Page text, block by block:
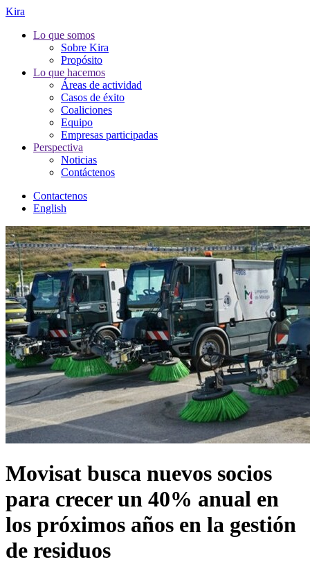
Kira
Lo que somos
Sobre Kira
Propósito
Lo que hacemos
Áreas de actividad
Casos de éxito
Coaliciones
Equipo
Empresas participadas
Perspectiva
Noticias
Contáctenos
Contactenos
English
Movisat busca nuevos socios
para crecer un 40% anual en
los próximos años en la gestión
de residuos